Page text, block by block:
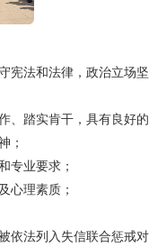
法和法律，政治立场坚
踏实肯干，具有良好的
；
业要求；
理素质；
法列入失信联合惩戒对